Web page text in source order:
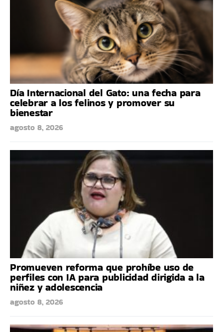
Día Internacional del Gato: una fecha para
celebrar a los felinos y promover su
bienestar
agosto 8, 2026
Promueven reforma que prohíbe uso de
perfiles con IA para publicidad dirigida a la
niñez y adolescencia
agosto 8, 2026